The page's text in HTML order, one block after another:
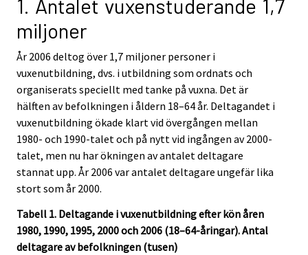
1. Antalet vuxenstuderande 1,7
miljoner
År 2006 deltog över 1,7 miljoner personer i
vuxenutbildning, dvs. i utbildning som ordnats och
organiserats speciellt med tanke på vuxna. Det är
hälften av befolkningen i åldern 18–64 år. Deltagandet i
vuxenutbildning ökade klart vid övergången mellan
1980- och 1990-talet och på nytt vid ingången av 2000-
talet, men nu har ökningen av antalet deltagare
stannat upp. År 2006 var antalet deltagare ungefär lika
stort som år 2000.
Tabell 1. Deltagande i vuxenutbildning efter kön åren
1980, 1990, 1995, 2000 och 2006 (18–64-åringar). Antal
deltagare av befolkningen (tusen)